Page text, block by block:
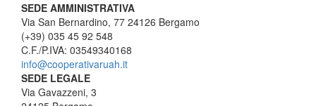
SEDE AMMINISTRATIVA
Via San Bernardino, 77 24126 Bergamo
(+39) 035 45 92 548
C.F./P.IVA: 03549340168
info@cooperativaruah.it
SEDE LEGALE
Via Gavazzeni, 3